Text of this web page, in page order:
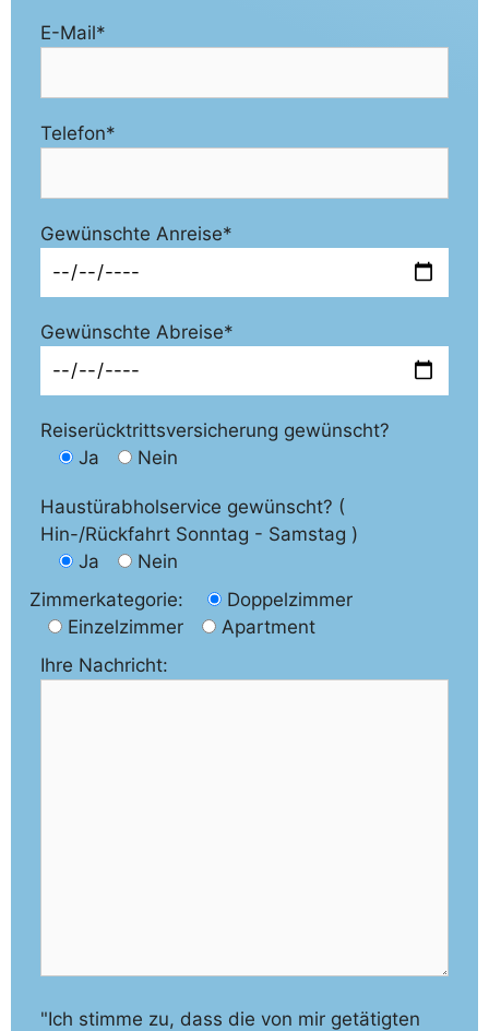
E-Mail*
Telefon*
Gewünschte Anreise*
Gewünschte Abreise*
Reiserücktrittsversicherung gewünscht?
Ja
Nein
Haustürabholservice gewünscht? (
Hin-/Rückfahrt Sonntag - Samstag )
Ja
Nein
Zimmerkategorie:
Doppelzimmer
Einzelzimmer
Apartment
Ihre Nachricht:
"Ich stimme zu, dass die von mir getätigten